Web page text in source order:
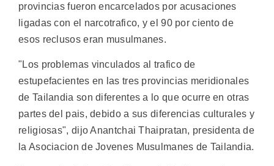
provincias fueron encarcelados por acusaciones
ligadas con el narcotrafico, y el 90 por ciento de
esos reclusos eran musulmanes.
"Los problemas vinculados al trafico de
estupefacientes en las tres provincias meridionales
de Tailandia son diferentes a lo que ocurre en otras
partes del pais, debido a sus diferencias culturales y
religiosas", dijo Anantchai Thaipratan, presidenta de
la Asociacion de Jovenes Musulmanes de Tailandia.